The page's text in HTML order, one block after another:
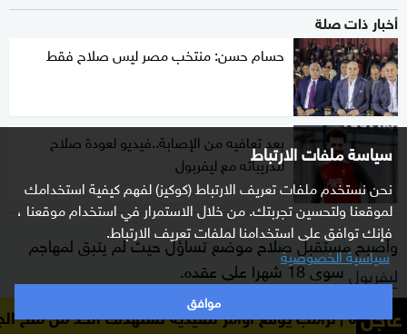
سياسة ملفات الارتباط
نحن نستخدم ملفات تعريف الارتباط (كوكيز) لفهم كيفية استخدامك
لموقعنا ولتحسين تجربتك. من خلال الاستمرار في استخدام موقعنا ،
فإنك توافق على استخدامنا لملفات تعريف الارتباط.
سياسية الخصوصية
موافق
أخبار ذات صلة
حسام حسن: منتخب مصر ليس صلاح فقط
بعد تعافيه من الإصابة..فيديو لعودة صلاح
لتدريباته مع ليفربول
وأصبح مستقبل صلاح موضع تساؤل حيث لم يتبق لمهاجم
ليفربولسوى 18 شهرا على عقده.
وكانت شبكة "سكاي سبورتس" البريطانية، قد أعلنت في
عاجلأوامر تنفيذية تستهدف الحد من منح الجنسية الأميركية